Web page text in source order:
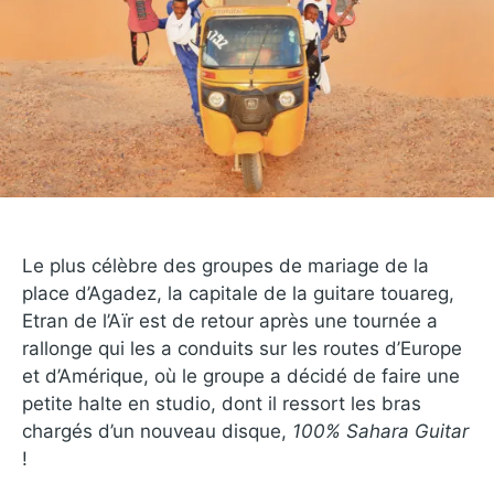
Le plus célèbre des groupes de mariage de la
place d’Agadez, la capitale de la guitare touareg,
Etran de l’Aïr est de retour après une tournée a
rallonge qui les a conduits sur les routes d’Europe
et d’Amérique, où le groupe a décidé de faire une
petite halte en studio, dont il ressort les bras
chargés d’un nouveau disque, 100% Sahara Guitar
!